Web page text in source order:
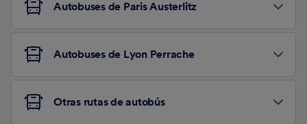
Autobuses de Paris Austerlitz
Autobuses de Lyon Perrache
Otras rutas de autobús